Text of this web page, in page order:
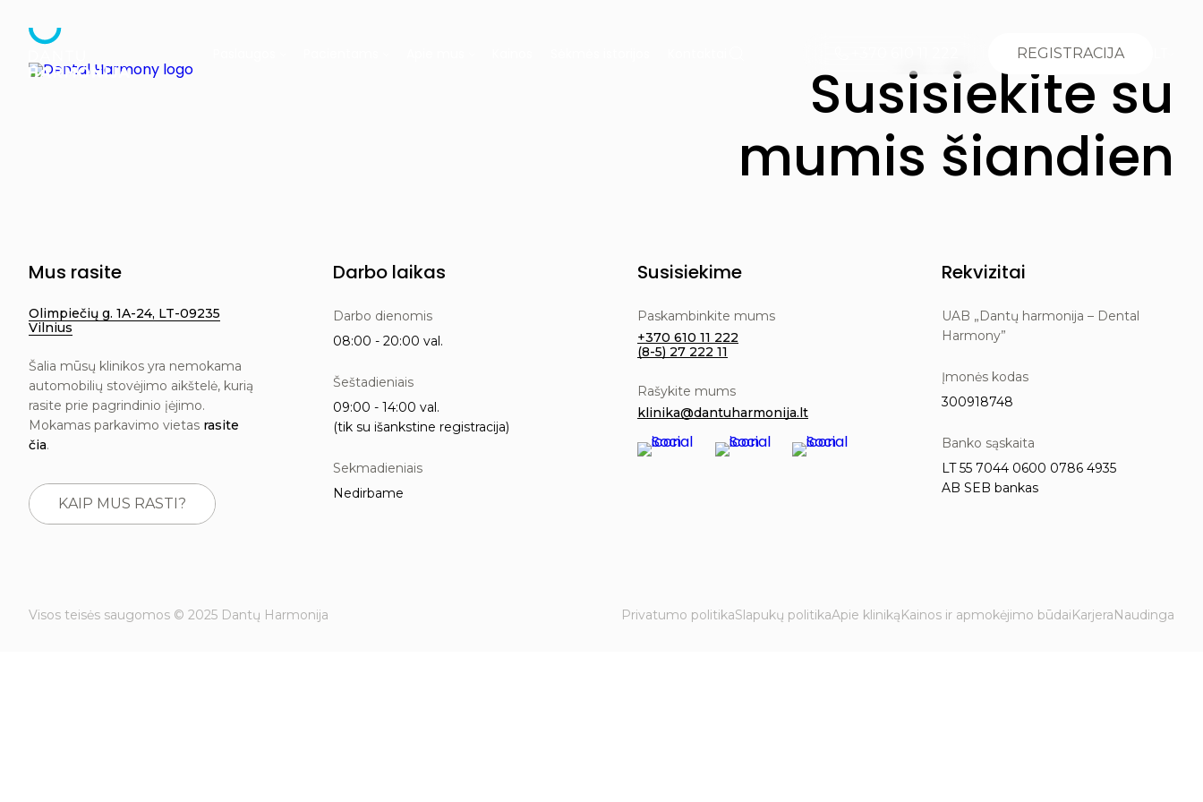
Dantų protezavimas
Estetinis protezavimas
Dantų plombavimas
Estetinis plombavimas
Dantų balinimas
Periodontologija
Burnos higiena
Dantų šalinimas
Diagnostika
procedūrai
Naudinga
Parkavimosi instrukcijos
DUK
Karjera
REGISTRACIJA
Susisiekite su
mumis šiandien
Mus rasite
Olimpiečių g. 1A-24, LT-09235
Vilnius
Šalia mūsų klinikos yra nemokama
automobilių stovėjimo aikštelė, kurią
rasite prie pagrindinio įėjimo.
Mokamas parkavimo vietas rasite
čia.
KAIP MUS RASTI?
Darbo laikas
Darbo dienomis
08:00 - 20:00 val.
Šeštadieniais
09:00 - 14:00 val.
(tik su išankstine registracija)
Sekmadieniais
Nedirbame
Susisiekime
Paskambinkite mums
+370 610 11 222
(8-5) 27 222 11
Rašykite mums
klinika@dantuharmonija.lt
Rekvizitai
UAB „Dantų harmonija – Dental
Harmony”
Įmonės kodas
300918748
Banko sąskaita
LT 55 7044 0600 0786 4935
AB SEB bankas
Visos teisės saugomos © 2025 Dantų Harmonija Privatumo politikaSlapukų politikaApie klinikąKainos ir apmokėjimo būdaiKarjeraNaudinga